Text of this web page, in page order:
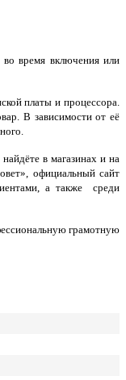
время включения или
платы и процессора.
В зависимости от её
в магазинах и на
официальный сайт
а также среди
грамотную